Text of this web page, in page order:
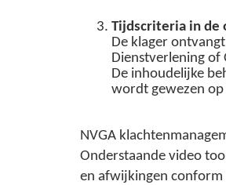
Tijdscriteria in de
De klager
Dienstverlening of
De inhoudelijke
wordt gewezen
NVGA
Onderstaande video
en afwijkingen conform